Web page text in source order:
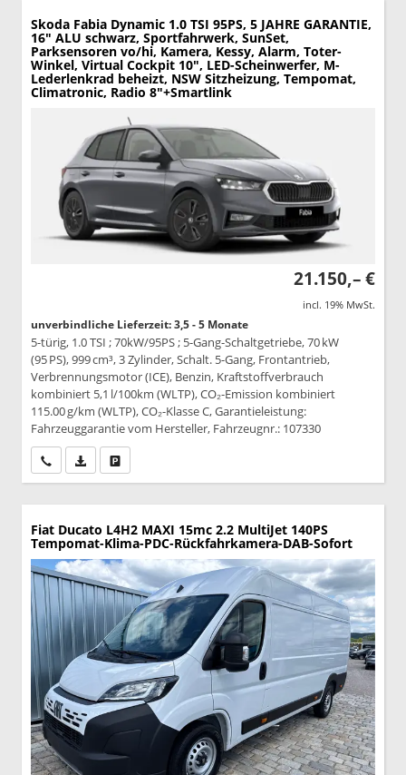
Skoda Fabia Dynamic 1.0 TSI 95PS, 5 JAHRE GARANTIE,
16" ALU schwarz, Sportfahrwerk, SunSet,
Parksensoren vo/hi, Kamera, Kessy, Alarm, Toter-
Winkel, Virtual Cockpit 10", LED-Scheinwerfer, M-
Lederlenkrad beheizt, NSW Sitzheizung, Tempomat,
Climatronic, Radio 8"+Smartlink
21.150,– €
incl. 19% MwSt.
unverbindliche Lieferzeit: 3,5 - 5 Monate
5-türig, 1.0 TSI ; 70kW/95PS ; 5-Gang-Schaltgetriebe, 70 kW
(95 PS), 999 cm³, 3 Zylinder, Schalt. 5-Gang, Frontantrieb,
Verbrennungsmotor (ICE), Benzin, Kraftstoffverbrauch
kombiniert 5,1 l/100km (WLTP), CO₂-Emission kombiniert
115.00 g/km (WLTP), CO₂-Klasse C, Garantieleistung:
Fahrzeuggarantie vom Hersteller, Fahrzeugnr.: 107330
Wir rufen Sie anPDF-Datei, Fahrzeugexposé drucken
Fiat Ducato L4H2 MAXI 15mc 2.2 MultiJet 140PS
Tempomat-Klima-PDC-Rückfahrkamera-DAB-Sofort